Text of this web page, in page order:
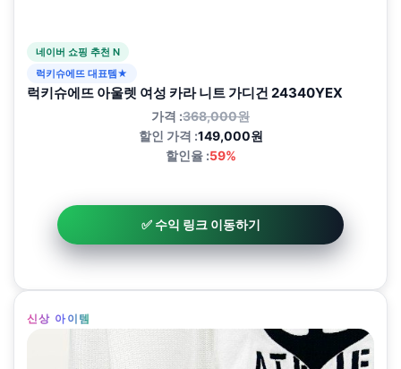
네이버 쇼핑 추천 N
럭키슈에뜨 대표템★
럭키슈에뜨 아울렛 여성 카라 니트 가디건 24340YEX
가격 :368,000원
할인 가격 :149,000원
할인율 :59%
✅ 수익 링크 이동하기
신상 아이템